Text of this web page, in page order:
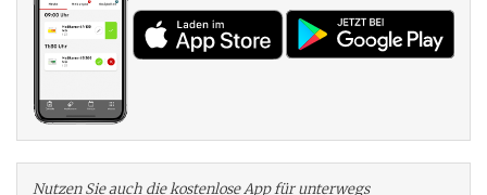
Nutzen Sie auch die kosten­lose App für unterwegs